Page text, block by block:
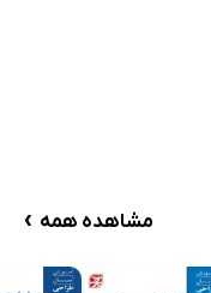
مشاهده همه ›